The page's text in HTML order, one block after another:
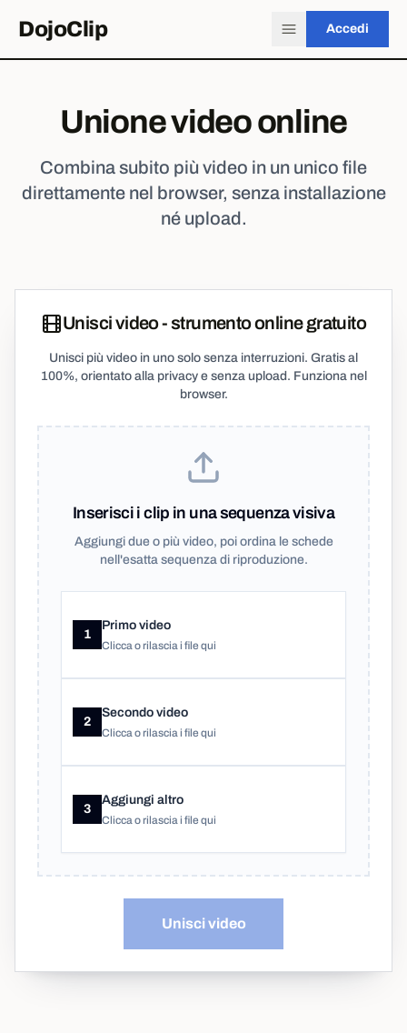
DojoClip Accedi
Unione video online
Combina subito più video in un unico file
direttamente nel browser, senza installazione
né upload.
Unisci video - strumento online gratuito
Unisci più video in uno solo senza interruzioni. Gratis al
100%, orientato alla privacy e senza upload. Funziona nel
browser.
Inserisci i clip in una sequenza visiva
Aggiungi due o più video, poi ordina le schede
nell'esatta sequenza di riproduzione.
1
Primo video
Clicca o rilascia i file qui
2
Secondo video
Clicca o rilascia i file qui
3
Aggiungi altro
Clicca o rilascia i file qui
Unisci video